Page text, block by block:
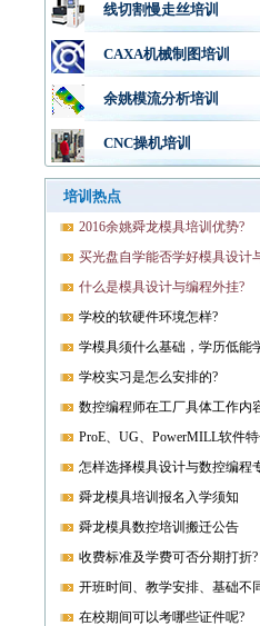
线切割慢走丝培训
CAXA机械制图培训
余姚模流分析培训
CNC操机培训
培训热点
2016余姚舜龙模具培训优势?
买光盘自学能否学好模具设计
什么是模具设计与编程外挂?
学校的软硬件环境怎样?
学校实习是怎么安排的?
怎样选择模具设计与数控编程
舜龙模具培训报名入学须知
舜龙模具数控培训搬迁公告
收费标准及学费可否分期打折?
在校期间可以考哪些证件呢?